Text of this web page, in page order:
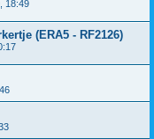
18:49
(ERA5 - RF2126)